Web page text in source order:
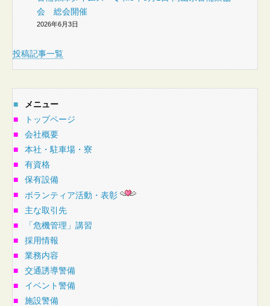
会 総会開催
2026年6月3日
投稿記事一覧
■
メニュー
■
トップページ
■
会社概要
■
本社・駐車場・寮
■
有資格
■
保有設備
■
ボランティア活動・表彰
■
主な取引先
■
「危機管理」講習
■
採用情報
■
業務内容
■
交通誘導警備
■
イベント警備
■
施設警備